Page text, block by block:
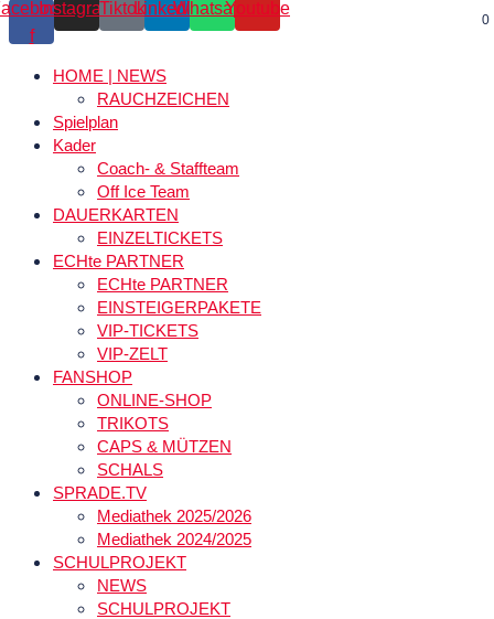
f
InstagramTiktokLinkedinWhatsappYoutube
0
HOME | NEWS
RAUCHZEICHEN
Spielplan
Kader
Coach- & Staffteam
Off Ice Team
DAUERKARTEN
EINZELTICKETS
ECHte PARTNER
ECHte PARTNER
EINSTEIGERPAKETE
VIP-TICKETS
VIP-ZELT
FANSHOP
ONLINE-SHOP
TRIKOTS
CAPS & MÜTZEN
SCHALS
SPRADE.TV
Mediathek 2025/2026
Mediathek 2024/2025
SCHULPROJEKT
NEWS
SCHULPROJEKT